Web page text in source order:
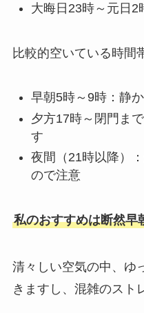
大晦日23時～元日2
比較的空いている時間
早朝5時～9時：静
夕方17時～閉門ま
す
夜間（21時以降）
ので注意
私のおすすめは断然早
清々しい空気の中、ゆ
きますし、混雑のスト